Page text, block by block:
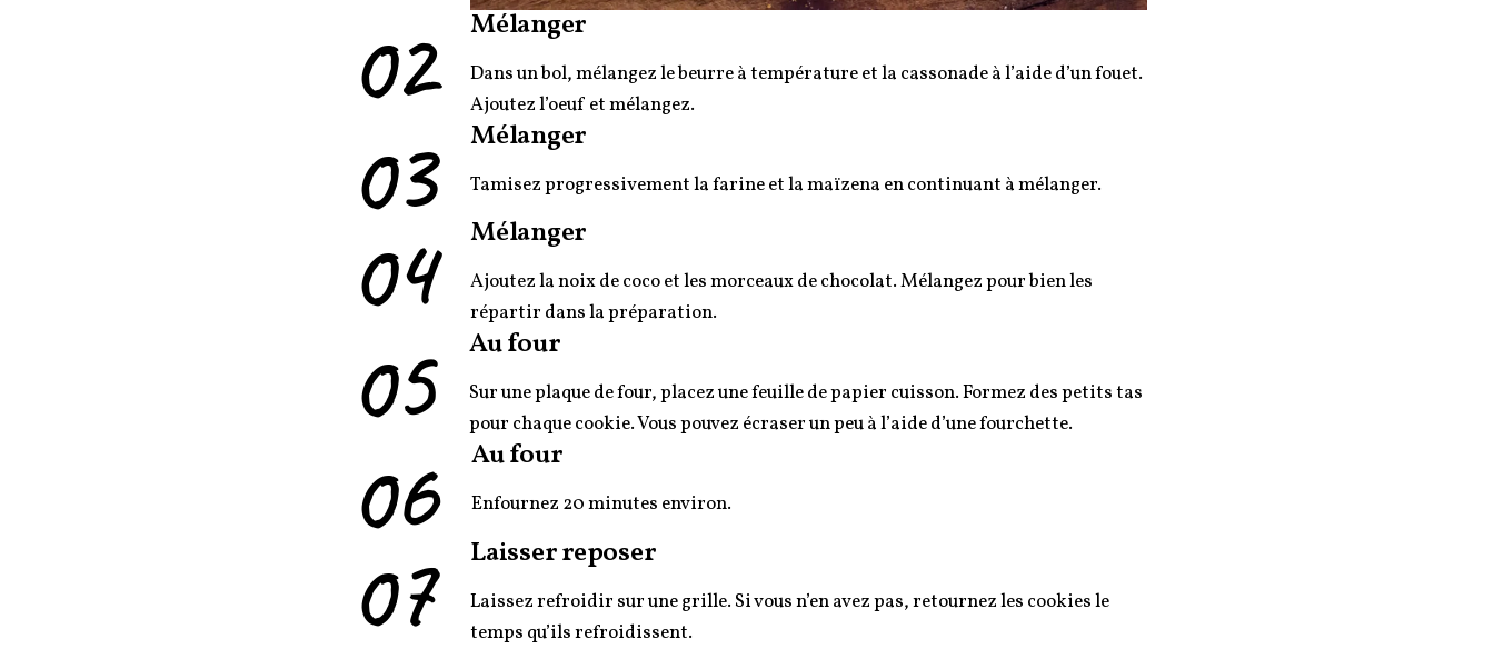
02 Mélanger
Dans un bol, mélangez le beurre à température et la cassonade à l’aide d’un fouet.
Ajoutez l’oeuf et mélangez.
03 Mélanger
Tamisez progressivement la farine et la maïzena en continuant à mélanger.
04 Mélanger
Ajoutez la noix de coco et les morceaux de chocolat. Mélangez pour bien les
répartir dans la préparation.
05 Au four
Sur une plaque de four, placez une feuille de papier cuisson. Formez des petits tas
pour chaque cookie. Vous pouvez écraser un peu à l’aide d’une fourchette.
06 Au four
Enfournez 20 minutes environ.
07 Laisser reposer
Laissez refroidir sur une grille. Si vous n’en avez pas, retournez les cookies le
temps qu’ils refroidissent.